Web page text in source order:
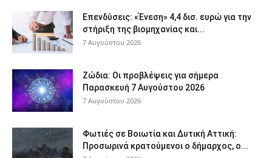
Επενδύσεις: «Ένεση» 4,4 δισ. ευρώ για την
στήριξη της βιομηχανίας και...
7 Αυγούστου 2026
Ζώδια: Οι προβλέψεις για σήμερα
Παρασκευή 7 Αυγούστου 2026
7 Αυγούστου 2026
Φωτιές σε Βοιωτία και Δυτική Αττική:
Προσωρινά κρατούμενοι ο δήμαρχος, ο...